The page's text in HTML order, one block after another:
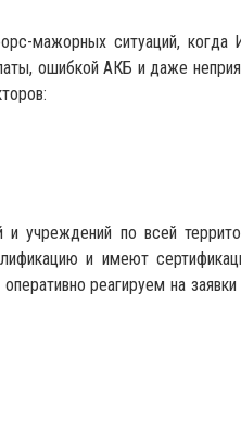
мажорных ситуаций, когда
ошибкой АКБ и даже
и учреждений по всей
и имеют
реагируем на заявки